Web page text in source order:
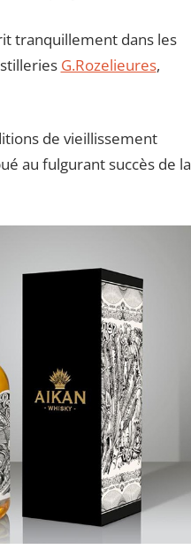
tranquillement dans les
G.Rozelieures,
de vieillissement
au fulgurant succès de la